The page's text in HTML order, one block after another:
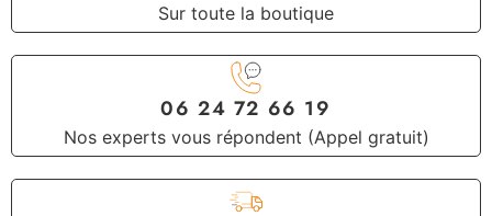
Sur toute la boutique
06 24 72 66 19
Nos experts vous répondent (Appel gratuit)